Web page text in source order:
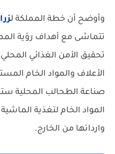
وأوضح أن خطة المملكة ل
تحقيق الأمن الغذائي
الأعلاف والمواد الخام
صناعة الطحالب المحلية
المواد الخام لتغذية
وارداتها من الخارج.